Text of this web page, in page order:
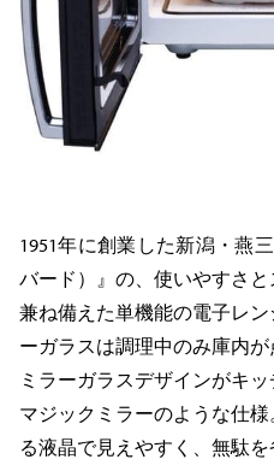
1951年に創業した新潟・燕
バード）』の、使いやすさ
兼ね備えた単機能の電子レ
ーガラスは調理中のみ庫内
ミラーガラスデザインがキ
マジックミラーのような仕
る液晶で見えやすく、無駄